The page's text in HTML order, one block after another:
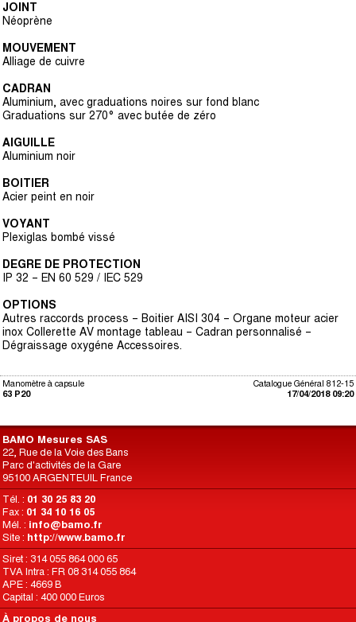
JOINT
Néoprène
MOUVEMENT
Alliage de cuivre
CADRAN
Aluminium, avec graduations noires sur fond blanc
Graduations sur 270° avec butée de zéro
AIGUILLE
Aluminium noir
BOITIER
Acier peint en noir
VOYANT
Plexiglas bombé vissé
DEGRE DE PROTECTION
IP 32 – EN 60 529 / IEC 529
OPTIONS
Autres raccords process – Boitier AISI 304 – Organe moteur acier
inox Collerette AV montage tableau – Cadran personnalisé –
Dégraissage oxygéne Accessoires.
Catalogue Général 812-15
17/04/2018 09:20
Manomètre à capsule
63 P20
BAMO Mesures SAS
22, Rue de la Voie des Bans
Parc d'activités de la Gare
95100 ARGENTEUIL France
Tél. : 01 30 25 83 20
Fax : 01 34 10 16 05
Mél. : info@bamo.fr
Site : http://www.bamo.fr
Siret : 314 055 864 000 65
TVA Intra : FR 08 314 055 864
APE : 4669 B
Capital : 400 000 Euros
À propos de nous